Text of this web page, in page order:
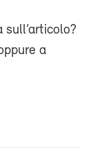
sull’articolo?
a